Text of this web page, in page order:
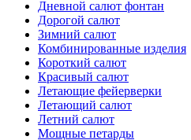
Дневной салют фонтан
Дорогой салют
Зимний салют
Комбинированные изделия
Короткий салют
Красивый салют
Летающие фейерверки
Летающий салют
Летний салют
Мощные петарды